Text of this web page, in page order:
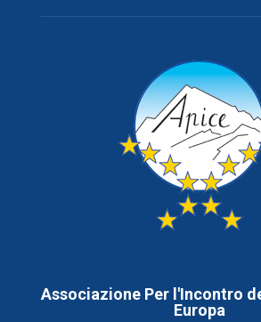
Associazione Per l'Incontro
Europa